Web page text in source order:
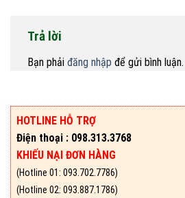
Trả lời
Bạn phải đăng nhập để gửi bình luận.
HOTLINE HỖ TRỢ
Điện thoại : 098.313.3768
KHIẾU NẠI ĐƠN HÀNG
(Hotline 01: 093.702.7786)
(Hotline 02: 093.887.1786)